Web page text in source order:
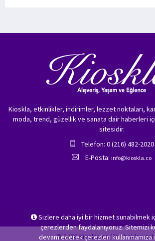
Sizlere daha iyi bir hizmet sunabilmek
çerezlerden faydalanıyoruz. Sitemizi
devam ederek çerezleri kullanmamıza
Kioskla, etkinlikler, indirimler, lezzet noktaları,
moda, trend, güzellik ve sanata dair haberleri
sitesidir.
Telefon: 0 (216) 482-2020
E-Posta: info@kioskla.co
© 2026 Kioskla.co Tüm hakları